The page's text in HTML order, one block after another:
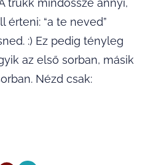
trükk mindössze annyi,
érteni: “a te neved”
:) Ez pedig tényleg
az első sorban, másik
Nézd csak: